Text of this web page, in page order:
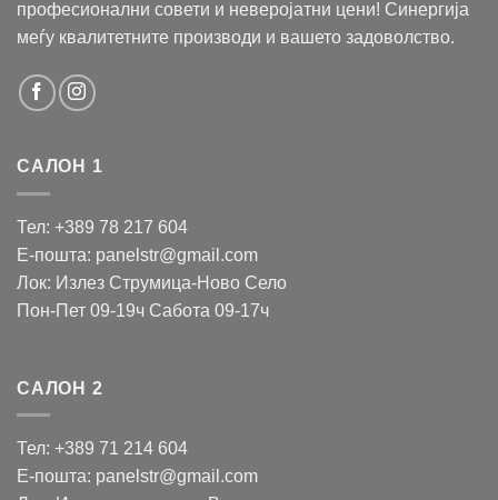
професионални совети и неверојатни цени! Синергија
меѓу квалитетните производи и вашето задоволство.
САЛОН 1
Тел: +389 78 217 604
Е-пошта: panelstr@gmail.com
Лок: Излез Струмица-Ново Село
Пон-Пет 09-19ч Сабота 09-17ч
САЛОН 2
Тел: +389 71 214 604
Е-пошта: panelstr@gmail.com